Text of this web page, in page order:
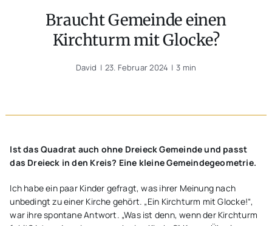
Braucht Gemeinde einen
Kirchturm mit Glocke?
David | 23. Februar 2024 | 3 min
Ist das Quadrat auch ohne Dreieck Gemeinde und passt
das Dreieck in den Kreis? Eine kleine Gemeindegeometrie.
Ich habe ein paar Kinder gefragt, was ihrer Meinung nach
unbedingt zu einer Kirche gehört. „Ein Kirchturm mit Glocke!“,
war ihre spontane Antwort. „Was ist denn, wenn der Kirchturm